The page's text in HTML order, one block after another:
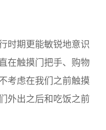
时期更能敏锐地意识
在触摸门把手、购物
考虑在我们之前触摸
外出之后和吃饭之前